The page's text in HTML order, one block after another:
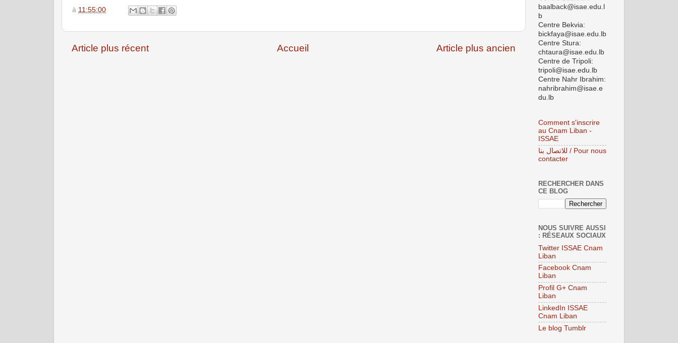
à 11:55:00
Article plus récent Article plus ancien
Accueil
baalback@isae.edu.l
b
Centre Bekvia:
bickfaya@isae.edu.lb
Centre Stura:
chtaura@isae.edu.lb
Centre de Tripoli:
tripoli@isae.edu.lb
Centre Nahr Ibrahim:
nahribrahim@isae.e
du.lb
Comment s'inscrire
au Cnam Liban -
ISSAE
للاتصال بنا / Pour nous
contacter
RECHERCHER DANS
CE BLOG
NOUS SUIVRE AUSSI
: RÉSEAUX SOCIAUX
Twitter ISSAE Cnam
Liban
Facebook Cnam
Liban
Profil G+ Cnam
Liban
LinkedIn ISSAE
Cnam Liban
Le blog Tumblr